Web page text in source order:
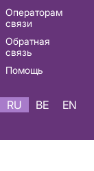
Операторам
связи
Обратная
связь
Помощь
RU BE EN